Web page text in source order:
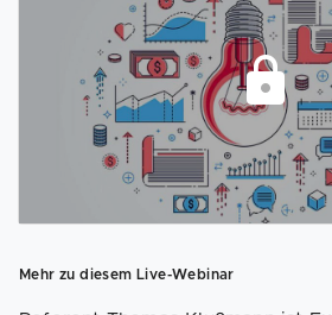
Club
Mehr zu diesem Live-Webinar